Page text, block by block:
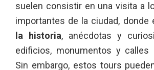
suelen consistir en una visita a
importantes de la ciudad, donde
la historia, anécdotas y
edificios, monumentos y calles
Sin embargo, estos tours